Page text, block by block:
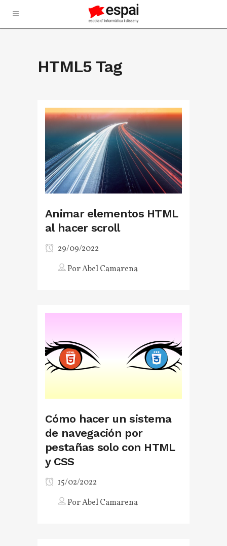
HTML5 Tag
Animar elementos HTML
al hacer scroll
29/09/2022
PorAbel Camarena
Cómo hacer un sistema
de navegación por
pestañas solo con HTML
y CSS
15/02/2022
PorAbel Camarena